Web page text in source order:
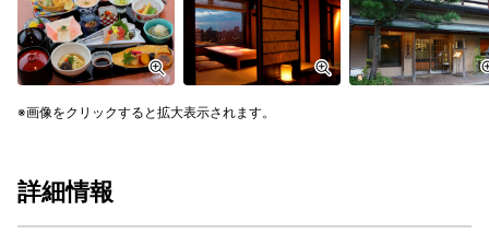
画像をクリックすると拡大表示されます。
詳細情報